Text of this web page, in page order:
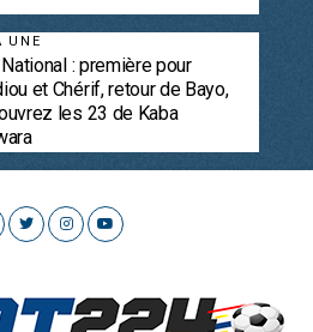
UNE
: première pour
et Chérif, retour de Bayo,
les 23 de Kaba